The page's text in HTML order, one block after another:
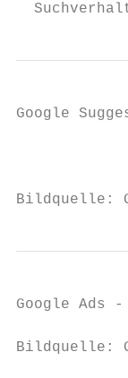
Google
Bildquelle:
Google Ads -
Bildquelle: